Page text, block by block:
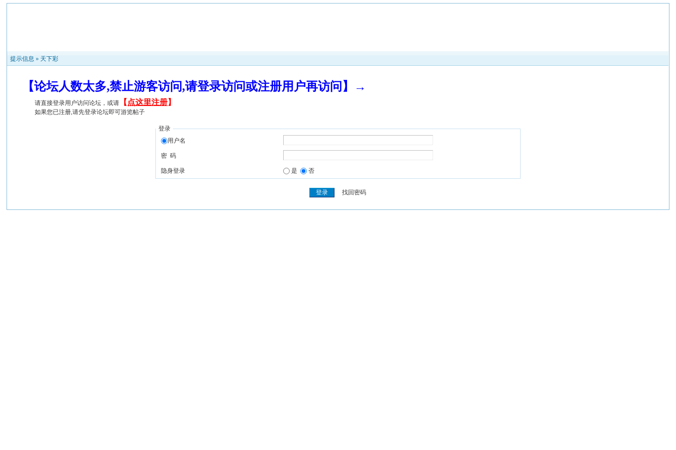
提示信息 » 天下彩
【论坛人数太多,禁止游客访问,请登录访问或注册用户再访问】→
请直接登录用户访问论坛，或请 【 点这里注册】
如果您已注册,请先登录论坛即可游览帖子
登录
用户名
密 码
隐身登录 是 否
找回密码